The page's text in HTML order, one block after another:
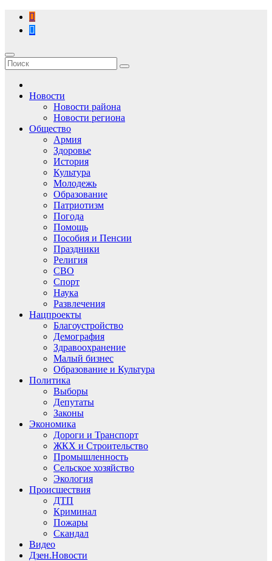
Перейти
содержимому
Новости
Новости района
Новости региона
Общество
Армия
Здоровье
История
Культура
Молодежь
Образование
Патриотизм
Погода
Помощь
Пособия и Пенсии
Праздники
Религия
СВО
Спорт
Наука
Развлечения
Нацпроекты
Благоустройство
Демография
Здравоохранение
Малый бизнес
Образование и Культура
Политика
Выборы
Депутаты
Законы
Экономика
Дороги и Транспорт
ЖКХ и Строительство
Промышленность
Сельское хозяйство
Экология
Происшествия
ДТП
Криминал
Пожары
Скандал
Видео
Дзен.Новости